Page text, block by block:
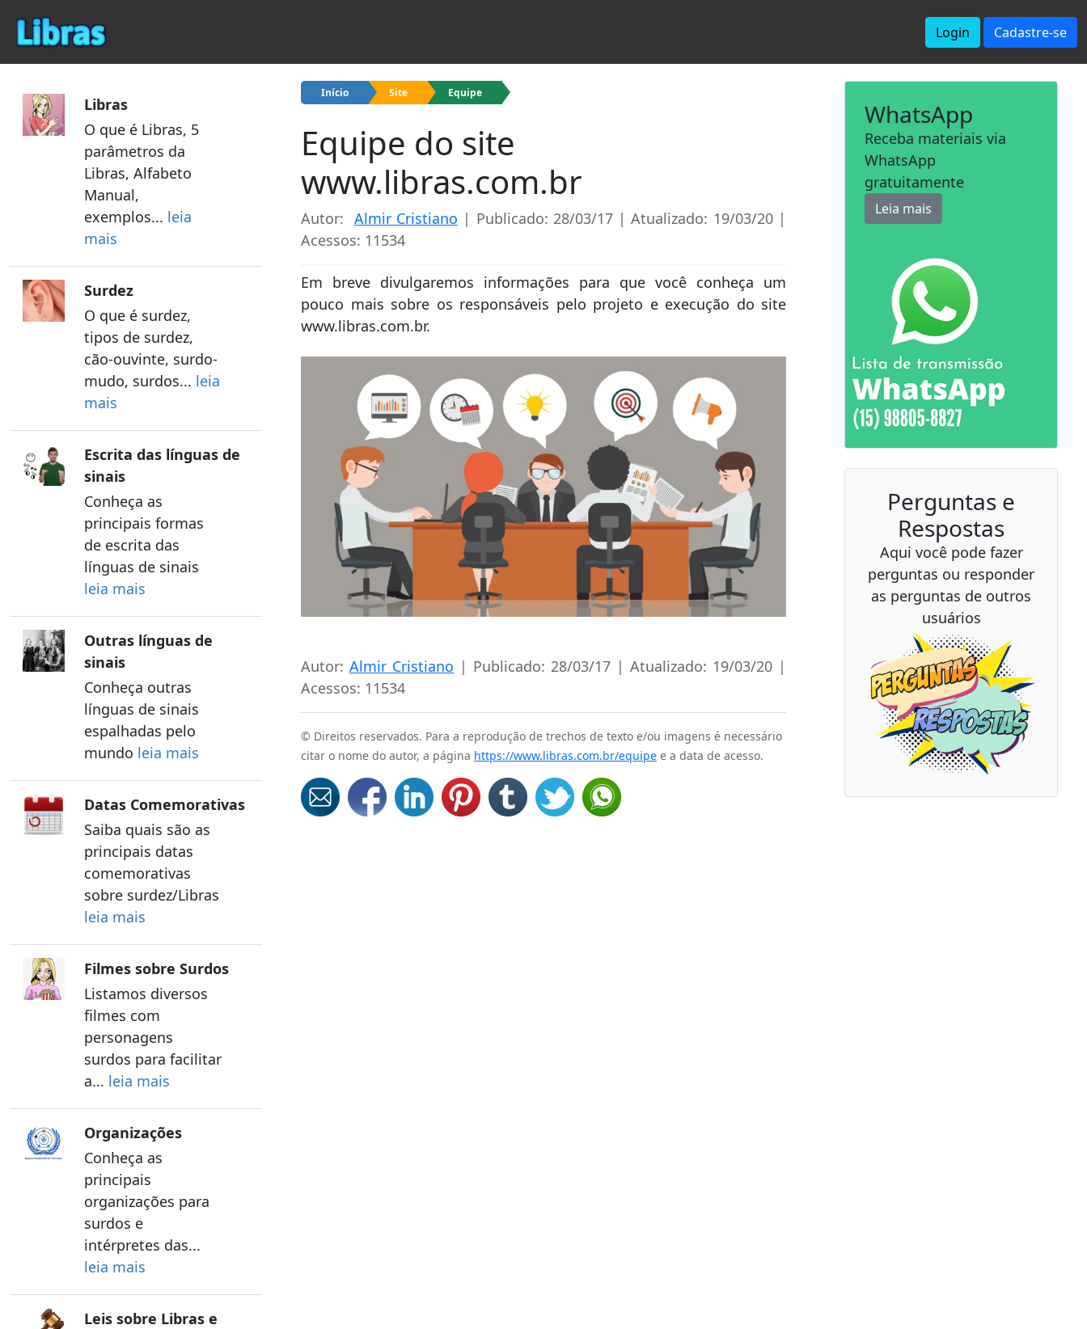
Login Cadastre-se
Libras
O que é Libras, 5
parâmetros da
Libras, Alfabeto
Manual,
exemplos... leia
mais
Surdez
O que é surdez,
tipos de surdez,
cão-ouvinte, surdo-
mudo, surdos... leia
mais
Escrita das línguas de
sinais
Conheça as
principais formas
de escrita das
línguas de sinais
leia mais
Outras línguas de
sinais
Conheça outras
línguas de sinais
espalhadas pelo
mundo leia mais
Datas Comemorativas
Saiba quais são as
principais datas
comemorativas
sobre surdez/Libras
leia mais
Filmes sobre Surdos
Listamos diversos
filmes com
personagens
surdos para facilitar
a... leia mais
Organizações
Conheça as
principais
organizações para
surdos e
intérpretes das...
leia mais
Leis sobre Libras e
Início Site Equipe
Equipe do site
www.libras.com.br
Autor: Almir Cristiano | Publicado: 28/03/17 | Atualizado: 19/03/20 |
Acessos: 11534
Em breve divulgaremos informações para que você conheça um
pouco mais sobre os responsáveis pelo projeto e execução do site
www.libras.com.br.
Autor: Almir Cristiano | Publicado: 28/03/17 | Atualizado: 19/03/20 |
Acessos: 11534
© Direitos reservados. Para a reprodução de trechos de texto e/ou imagens é necessário
citar o nome do autor, a página https://www.libras.com.br/equipe e a data de acesso.
WhatsApp
Receba materiais via
WhatsApp
gratuitamente
Leia mais
Perguntas e
Respostas
Aqui você pode fazer
perguntas ou responder
as perguntas de outros
usuários